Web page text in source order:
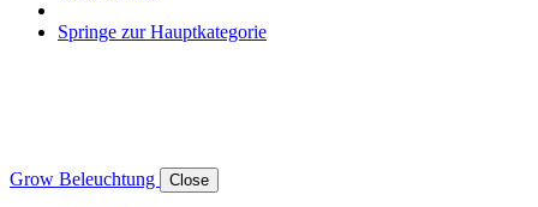
Springe zur Hauptkategorie
Grow Beleuchtung Close